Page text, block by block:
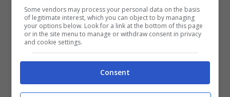
Some vendors may process your personal data on the basis
of legitimate interest, which you can object to by managing
your options below. Look for a link at the bottom of this page
or in the site menu to manage or withdraw consent in privacy
and cookie settings.
Consent